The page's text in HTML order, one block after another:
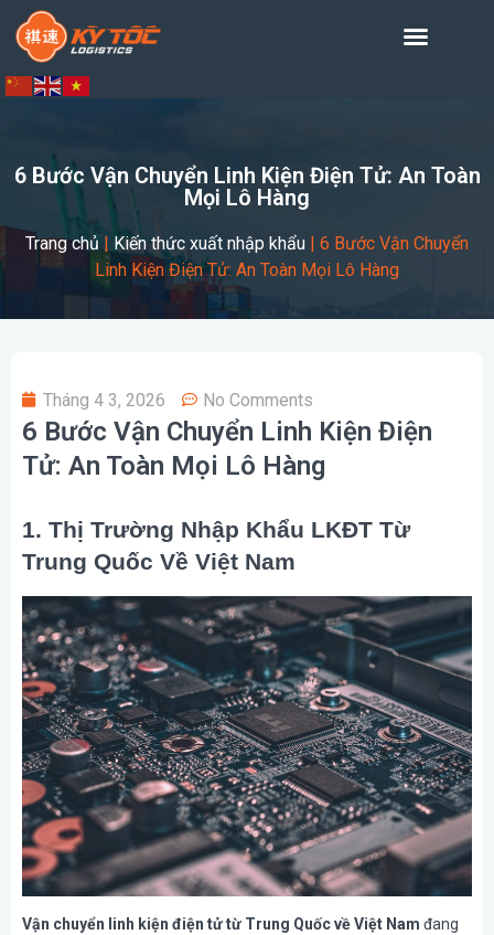
6 Bước Vận Chuyển Linh Kiện Điện Tử: An Toàn
Mọi Lô Hàng
Trang chủ | Kiến thức xuất nhập khẩu | 6 Bước Vận Chuyển
Linh Kiện Điện Tử: An Toàn Mọi Lô Hàng
Tháng 4 3, 2026 No Comments
6 Bước Vận Chuyển Linh Kiện Điện
Tử: An Toàn Mọi Lô Hàng
1. Thị Trường Nhập Khẩu LKĐT Từ
Trung Quốc Về Việt Nam
Vận chuyển linh kiện điện tử từ Trung Quốc về Việt Nam đang